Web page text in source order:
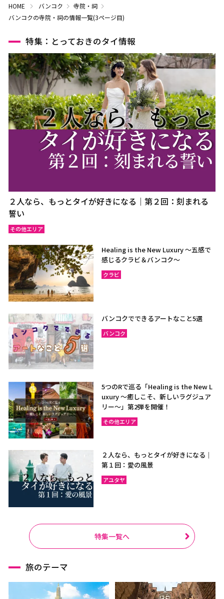
HOME バンコク
寺院・祠
バンコクの寺院・祠の情報一覧(3ページ目)
特集：とっておきのタイ情報
２人なら、もっとタイが好きになる｜第２回：刻まれる
誓い
その他エリア
Healing is the New Luxury ～五感で
感じるクラビ＆バンコク～
クラビ
バンコクでできるアートなこと5選
バンコク
5つのRで巡る「Healing is the New L
uxury ～癒しこそ、新しいラグジュア
リー〜」第2弾を開催！
その他エリア
２人なら、もっとタイが好きになる｜
第１回：愛の風景
アユタヤ
特集一覧へ
旅のテーマ